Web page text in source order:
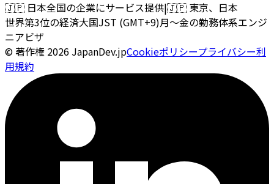
🇯🇵 日本全国の企業にサービス提供|🇯🇵 東京、日本
世界第3位の経済大国JST (GMT+9)月〜金の勤務体系エンジ
ニアビザ
© 著作権 2026 JapanDev.jpCookieポリシープライバシー利
用規約